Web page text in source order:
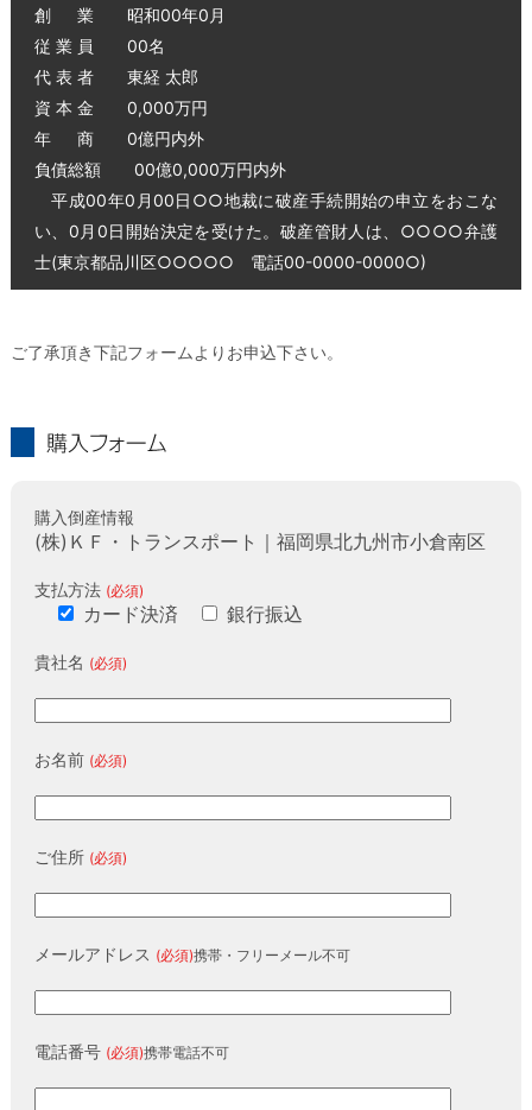
創 業 昭和00年0月
従 業 員 00名
代 表 者 東経 太郎
資 本 金 0,000万円
年 商 0億円内外
負債総額 00億0,000万円内外
平成00年0月00日○○地裁に破産手続開始の申立をおこな
い、0月0日開始決定を受けた。破産管財人は、○○○○弁護
士(東京都品川区○○○○○ 電話00-0000-0000○)
ご了承頂き下記フォームよりお申込下さい。
購入倒産情報
(株)ＫＦ・トランスポート｜福岡県北九州市小倉南区
支払方法 (必須)
カード決済 銀行振込
貴社名 (必須)
お名前 (必須)
ご住所 (必須)
メールアドレス (必須)携帯・フリーメール不可
電話番号 (必須)携帯電話不可